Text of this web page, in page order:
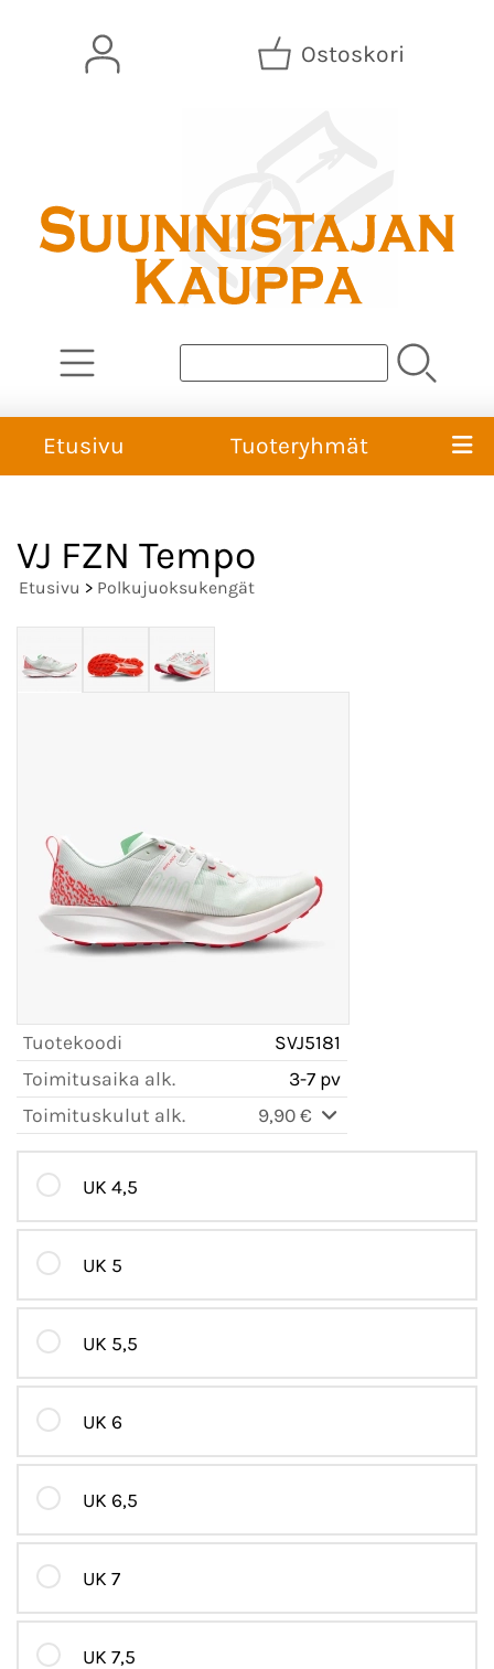
Ostoskori
Etusivu Tuoteryhmät
VJ FZN Tempo
Etusivu > Polkujuoksukengät
Tuotekoodi
SVJ5181
Toimitusaika alk.
3-7 pv
Toimituskulut alk.
9,90 €
UK 4,5
UK 5
UK 5,5
UK 6
UK 6,5
UK 7
UK 7,5